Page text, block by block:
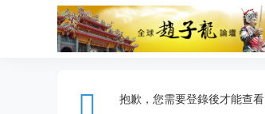
抱歉，您需要登錄後才能查看